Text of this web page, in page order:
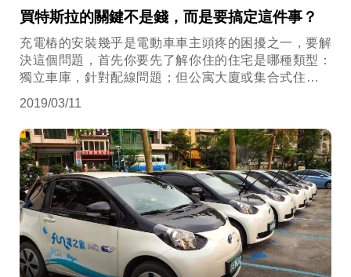
買特斯拉的關鍵不是錢，而是要搞定這件事？
充電樁的安裝幾乎是電動車車主頭疼的困擾之一，要解
決這個問題，首先你要先了解你住的住宅是哪種類型：
獨立車庫，針對配線問題；但公寓大廈或集合式住宅，
統性問題，則是要從電力調度系統的角度去思考整體。
2019/03/11